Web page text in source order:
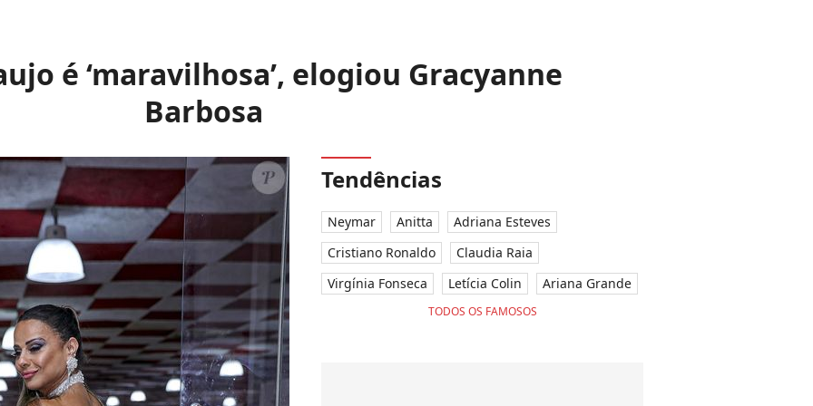
é ‘maravilhosa’, elogiou Gracyanne
Barbosa
Tendências
Neymar Anitta
Adriana Esteves
Cristiano Ronaldo
Claudia Raia
Virgínia Fonseca
Letícia Colin Ariana Grande
TODOS OS FAMOSOS